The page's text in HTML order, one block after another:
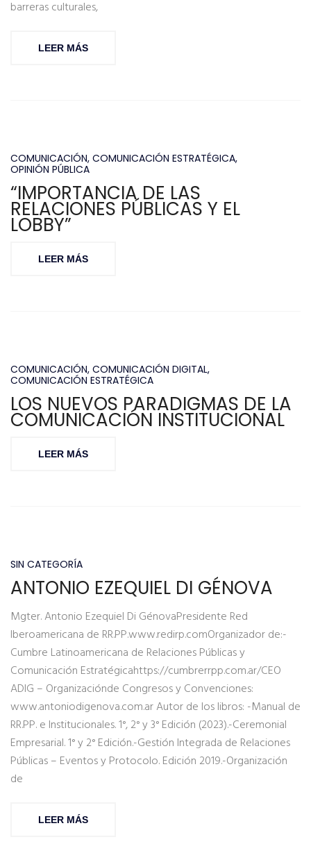
barreras culturales,
LEER MÁS
COMUNICACIÓN, COMUNICACIÓN ESTRATÉGICA,
OPINIÓN PÚBLICA
“IMPORTANCIA DE LAS
RELACIONES PÚBLICAS Y EL
LOBBY”
LEER MÁS
COMUNICACIÓN, COMUNICACIÓN DIGITAL,
COMUNICACIÓN ESTRATÉGICA
LOS NUEVOS PARADIGMAS DE LA
COMUNICACIÓN INSTITUCIONAL
LEER MÁS
SIN CATEGORÍA
ANTONIO EZEQUIEL DI GÉNOVA
Mgter. Antonio Ezequiel Di GénovaPresidente Red
Iberoamericana de RR.PP.www.redirp.comOrganizador de:-
Cumbre Latinoamericana de Relaciones Públicas y
Comunicación Estratégicahttps://cumbrerrpp.com.ar/CEO
ADIG – Organizaciónde Congresos y Convenciones:
www.antoniodigenova.com.ar Autor de los libros: -Manual de
RR.PP. e Institucionales. 1°, 2° y 3° Edición (2023).-Ceremonial
Empresarial. 1° y 2° Edición.-Gestión Integrada de Relaciones
Públicas – Eventos y Protocolo. Edición 2019.-Organización
de
LEER MÁS